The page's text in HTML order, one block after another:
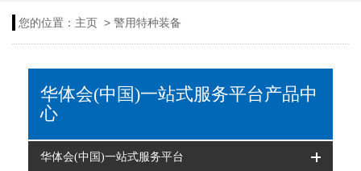
您的位置： 主页 > 警用特种装备
华体会(中国)一站式服务平台产品中
心
华体会(中国)一站式服务平台